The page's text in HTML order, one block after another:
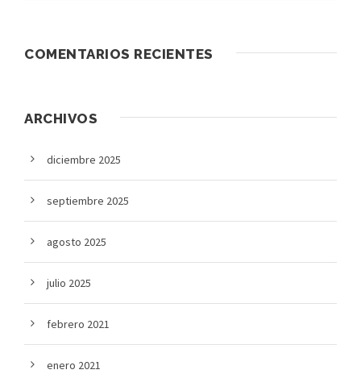
COMENTARIOS RECIENTES
ARCHIVOS
diciembre 2025
septiembre 2025
agosto 2025
julio 2025
febrero 2021
enero 2021